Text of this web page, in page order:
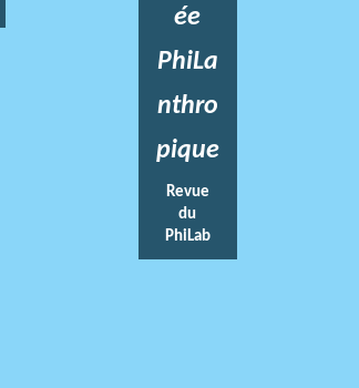
ée
PhiLa
nthro
pique
Revue
du
PhiLab